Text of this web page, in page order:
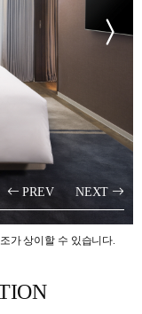
PREV NEXT
가 상이할 수 있습니다.